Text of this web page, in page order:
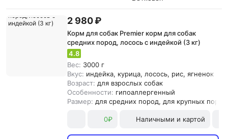
2 980 ₽
Корм для собак Premier корм для собак
средних пород, лосось с индейкой (3 кг)
4.8
Вес: 3000 г
Вкус: индейка, курица, лосось, рис, ягненок
Возраст: для взрослых собак
Особенности: гипоаллергенный
Размер: для средних пород, для крупных пород
0₽ Наличными и картой